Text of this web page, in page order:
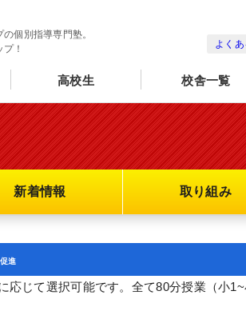
個別指導専門塾。
！
よく
高校生 校舎一覧
新着情報 取り組み
進
応じて選択可能です。全て80分授業（小